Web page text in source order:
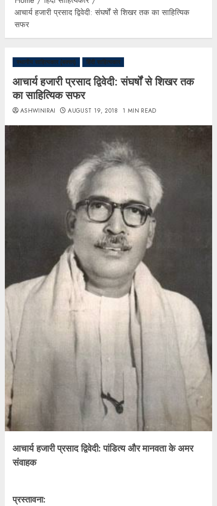
आचार्य हजारी प्रसाद द्विवेदी: संघर्षों से शिखर तक का साहित्यिक
सफर
स्थानीय साहित्यकार (बक्सर) हिंदी साहित्यकार
आचार्य हजारी प्रसाद द्विवेदी: संघर्षों से शिखर तक
का साहित्यिक सफर
ASHWINIRAI AUGUST 19, 2018 1 MIN READ
आचार्य हजारी प्रसाद द्विवेदी: पांडित्य और मानवता के अमर
संवाहक
प्रस्तावना: